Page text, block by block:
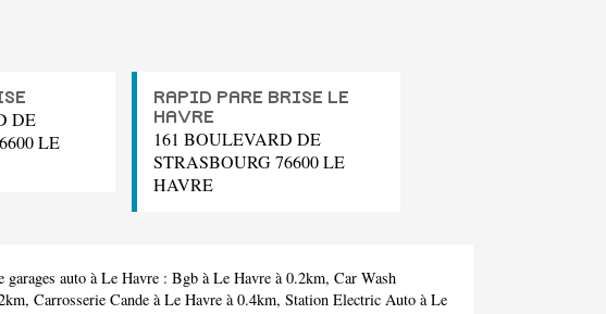
DE
LE
RAPID PARE BRISE LE
HAVRE
161 BOULEVARD DE
STRASBOURG 76600 LE
HAVRE
garages auto à Le Havre : Bgb à Le Havre à 0.2km, Car Wash
Carrosserie Cande à Le Havre à 0.4km, Station Electric Auto à Le